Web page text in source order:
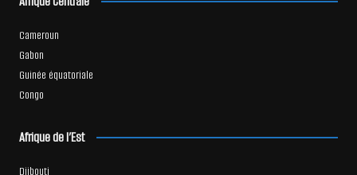
Cameroun
Gabon
Guinée équatoriale
Congo
Afrique de l’Est
Djibouti